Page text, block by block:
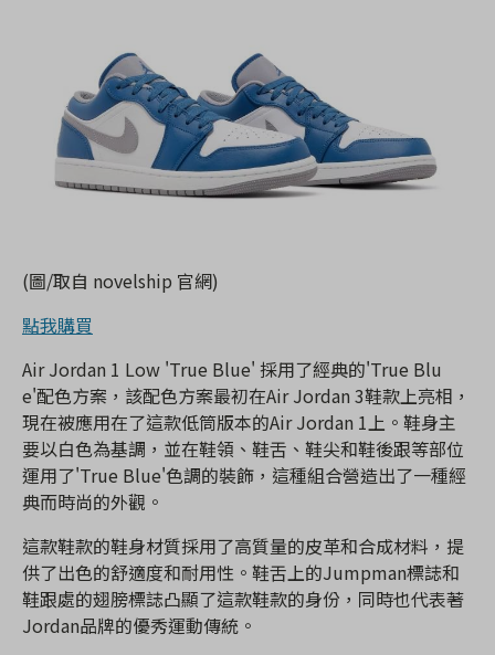
(圖/取自 novelship 官網)
點我購買
Air Jordan 1 Low 'True Blue' 採用了經典的'True Blu
e'配色方案，該配色方案最初在Air Jordan 3鞋款上亮相，
現在被應用在了這款低筒版本的Air Jordan 1上。鞋身主
要以白色為基調，並在鞋領、鞋舌、鞋尖和鞋後跟等部位
運用了'True Blue'色調的裝飾，這種組合營造出了一種經
典而時尚的外觀。
這款鞋款的鞋身材質採用了高質量的皮革和合成材料，提
供了出色的舒適度和耐用性。鞋舌上的Jumpman標誌和
鞋跟處的翅膀標誌凸顯了這款鞋款的身份，同時也代表著
Jordan品牌的優秀運動傳統。